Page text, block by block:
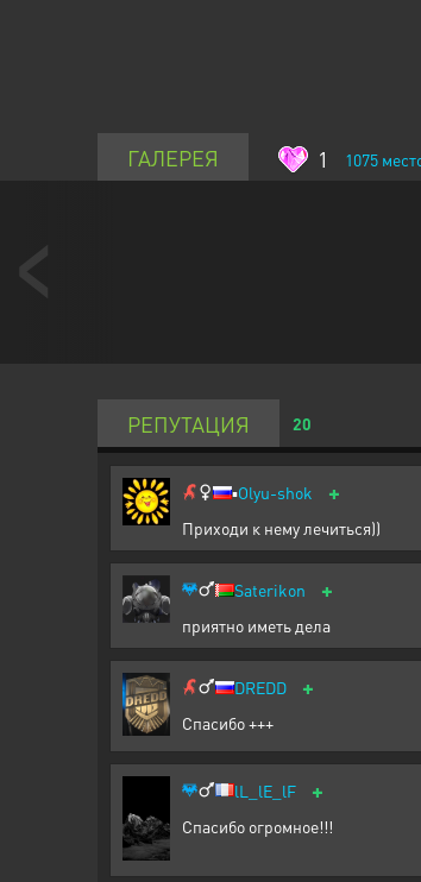
ГАЛЕРЕЯ 1 1075
РЕПУТАЦИЯ 20
▪️Olyu-shok +
Приходи к нему лечиться))
Saterikon +
приятно иметь дела
DREDD +
Спасибо +++
lL_lE_lF +
Спасибо огромное!!!